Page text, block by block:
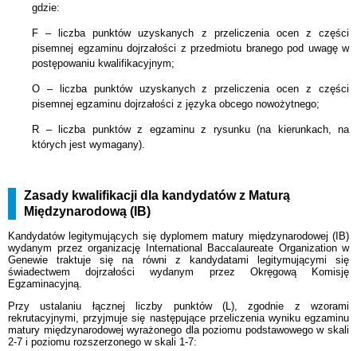
gdzie:
F – liczba punktów uzyskanych z przeliczenia ocen z części
pisemnej egzaminu dojrzałości z przedmiotu branego pod uwagę w
postępowaniu kwalifikacyjnym;
O – liczba punktów uzyskanych z przeliczenia ocen z części
pisemnej egzaminu dojrzałości z języka obcego nowożytnego;
R – liczba punktów z egzaminu z rysunku (na kierunkach, na
których jest wymagany).
Zasady kwalifikacji dla kandydatów z Maturą
Międzynarodową (IB)
Kandydatów legitymujących się dyplomem matury międzynarodowej (IB)
wydanym przez organizację International Baccalaureate Organization w
Genewie traktuje się na równi z kandydatami legitymującymi się
świadectwem dojrzałości wydanym przez Okręgową Komisję
Egzaminacyjną.
Przy ustalaniu łącznej liczby punktów (L), zgodnie z wzorami
rekrutacyjnymi, przyjmuje się następujące przeliczenia wyniku egzaminu
matury międzynarodowej wyrażonego dla poziomu podstawowego w skali
2-7 i poziomu rozszerzonego w skali 1-7: